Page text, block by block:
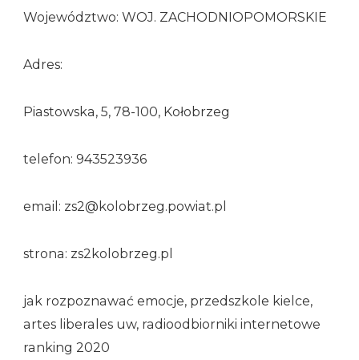
Województwo: WOJ. ZACHODNIOPOMORSKIE
Adres:
Piastowska, 5, 78-100, Kołobrzeg
telefon: 943523936
email: zs2@kolobrzeg.powiat.pl
strona: zs2kolobrzeg.pl
jak rozpoznawać emocje, przedszkole kielce,
artes liberales uw, radioodbiorniki internetowe
ranking 2020